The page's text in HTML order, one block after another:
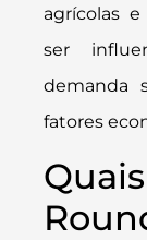
agrícolas
ser
demanda
fatores